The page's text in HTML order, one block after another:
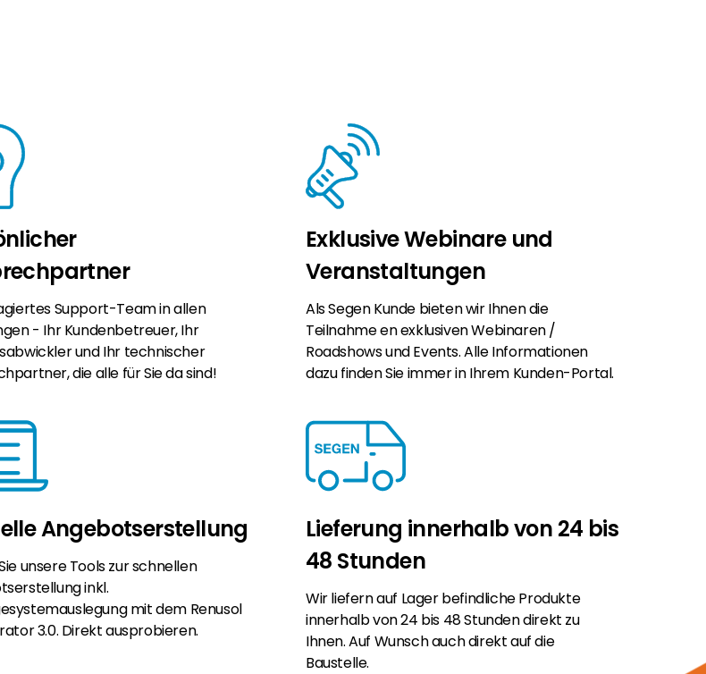
Support-Team in allen
- Ihr Kundenbetreuer, Ihr
und Ihr technischer
die alle für Sie da sind!
Exklusive Webinare und
Veranstaltungen
Als Segen Kunde bieten wir Ihnen die
Teilnahme en exklusiven Webinaren /
Roadshows und Events. Alle Informationen
dazu finden Sie immer in Ihrem Kunden-Portal.
Angebotserstellung
unsere Tools zur schnellen
inkl.
mit dem Renusol
3.0. Direkt ausprobieren.
Lieferung innerhalb von 24 bis
48 Stunden
Wir liefern auf Lager befindliche Produkte
innerhalb von 24 bis 48 Stunden direkt zu
Ihnen. Auf Wunsch auch direkt auf die
Baustelle.